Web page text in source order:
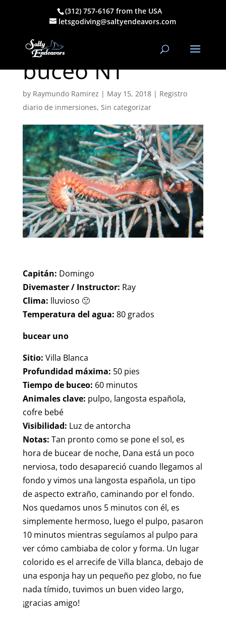
(312) 757-6167 from the USA
letsgodiving@saltyendeavors.com
14 de mayo de
2018 Registro de
buceo NT
by Raymundo Ramirez | May 15, 2018| Registro
diario de inmersiones, Sin categorizar
Capitán: Domingo
Divemaster / Instructor: Ray
Clima: lluvioso 🙁
Temperatura del agua: 80 grados
bucear uno
Sitio: Villa Blanca
Profundidad máxima: 50 pies
Tiempo de buceo: 60 minutos
Animales clave: pulpo, langosta española,
cofre bebé
Visibilidad: Luz de antorcha
Notas: Tan pronto como se pone el sol, es
hora de bucear de noche, Dana está un poco
nerviosa, todo desapareció cuando llegamos al
fondo y vimos una langosta española, un tipo
de aspecto extraño, caminando por el fondo.
Nos quedamos unos 5 minutos con él, es
simplemente hermoso, luego el pulpo, pasaron
10 minutos mientras seguíamos al pulpo para
ver cómo cambiaba de color y forma. Un lugar
colorido es el arrecife de Villa blanca, debajo de
una esponja hay un pequeño pez globo, no fue
nada tímido, tuvimos un buen video largo,
¡gracias amigo!